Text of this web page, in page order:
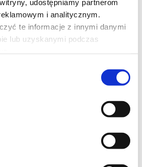
udostępniamy partnerom
i analitycznym.
te informacje z innymi danymi
lub uzyskanymi podczas
legendy
który do tej pory wiódł życie bandyty
krwią i cierpieniem – pogodził się z tym,
Comer) oraz poznaje bezbronną
śmiertelne niebezpieczeństwo. Stając w
automatyczny zwrot środków